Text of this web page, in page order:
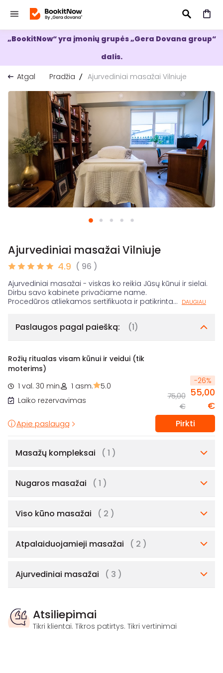
IEŠKOTI
„BookitNow“ yra įmonių grupės „Gera Dovana group“
dalis.
Atgal
Pradžia Ajurvediniai masažai Vilniuje
Ajurvediniai masažai Vilniuje
4.9 ( 96 )
Ajurvediniai masažai - viskas ko reikia Jūsų kūnui ir sielai.
Dirbu savo kabinete privačiame name.
Procedūros atliekamos sertifikuota ir patikrinta... DAUGIAU
Paslaugos pagal paiešką: (1)
Rožių ritualas visam kūnui ir veidui (tik
moterims)
1 val. 30 min.
1 asm.
5.0
Laiko rezervavimas
-26%
75,00
€
55,00
€
Apie paslaugą Pirkti
Masažų kompleksai ( 1 )
Nugaros masažai ( 1 )
Viso kūno masažai ( 2 )
Atpalaiduojamieji masažai ( 2 )
Ajurvediniai masažai ( 3 )
Atsiliepimai
Tikri klientai. Tikros patirtys. Tikri vertinimai